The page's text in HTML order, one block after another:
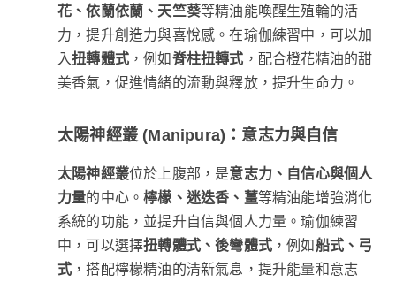
花、依蘭依蘭、天竺葵等精油能喚醒生殖輪的活
力，提升創造力與喜悅感。在瑜伽練習中，可以加
入扭轉體式 ，例如脊柱扭轉式 ，配合橙花精油的甜
美香氣，促進情緒的流動與釋放，提升生命力。
太陽神經叢 (Manipura)：意志力與自信
太陽神經叢位於上腹部，是意志力、自信心與個人
力量的中心。檸檬、迷迭香、薑等精油能增強消化
系統的功能，並提升自信與個人力量。瑜伽練習
中，可以選擇扭轉體式、後彎體式 ，例如船式、弓
式 ，搭配檸檬精油的清新氣息，提升能量和意志